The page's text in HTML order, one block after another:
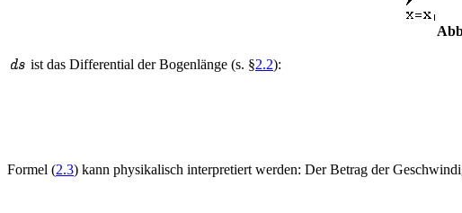
ist das Differential der Bogenlänge (s. §2.2):
Formel (2.3) kann physikalisch interpretiert werden: Der Betrag der